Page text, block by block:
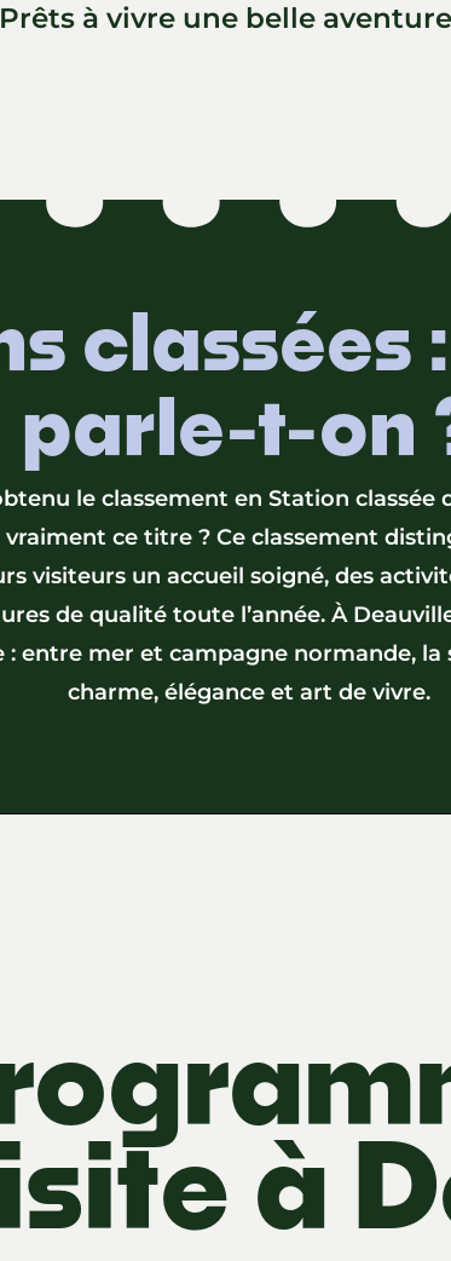
à vivre une belle
classées
parle-t-on
le classement en Station classée
ce titre ? Ce classement
visiteurs un accueil soigné, des
de qualité toute l’année. À
: entre mer et campagne normande,
charme, élégance et art de vivre.
à